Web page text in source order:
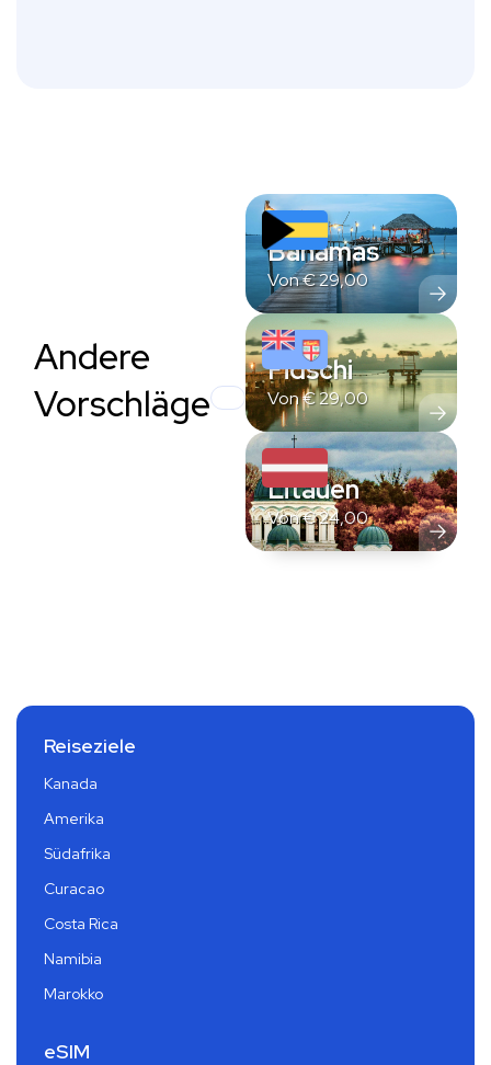
Andere
Vorschläge
Bahamas
Von€29,00
Fidschi
Von€29,00
Litauen
Von€24,00
Reiseziele
Kanada
Amerika
Südafrika
Curacao
Costa Rica
Namibia
Marokko
eSIM